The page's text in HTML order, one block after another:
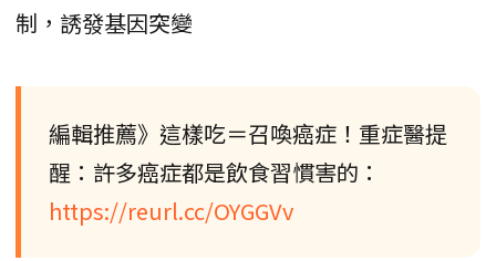
制，誘發基因突變
編輯推薦》這樣吃＝召喚癌症！重症醫提
醒：許多癌症都是飲食習慣害的：
https://reurl.cc/OYGGVv